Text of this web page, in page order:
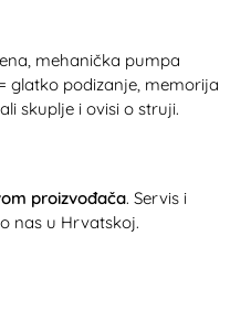
mehanička pumpa
glatko podizanje, memorija
skuplje i ovisi o struji.
proizvođača. Servis i
nas u Hrvatskoj.